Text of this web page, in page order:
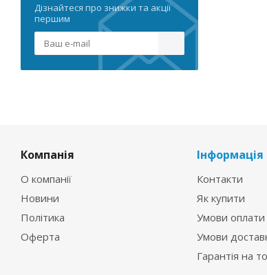
Дізнайтеся про знижки та акції
першим
Компанія
О компанії
Новини
Політика
Оферта
Інформація
Контакти
Як купити
Умови оплати
Умови
Гарантія на